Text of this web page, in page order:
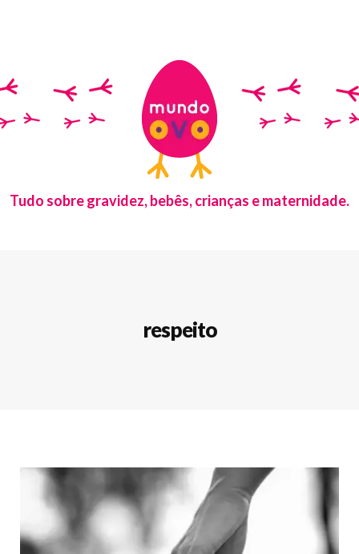
Tudo sobre gravidez, bebês, crianças e maternidade.
respeito